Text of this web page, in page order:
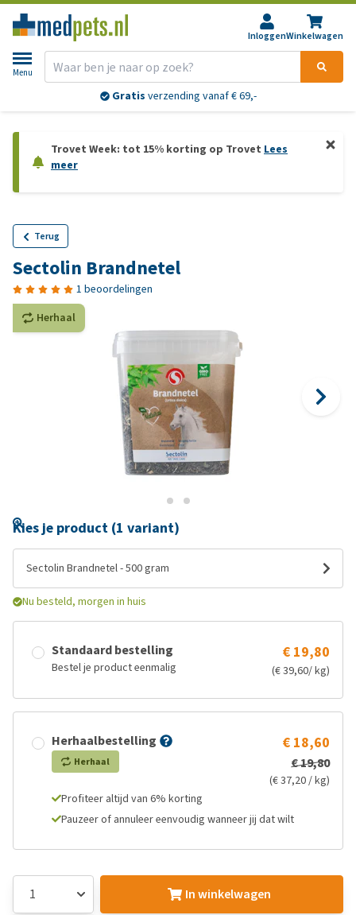
InloggenWinkelwagen
Menu
Gratis verzending vanaf € 69,-
Trovet Week: tot 15% korting op Trovet Lees
meer
Terug
Sectolin Brandnetel
1 beoordelingen
Herhaal
Kies je product (1 variant)
Sectolin Brandnetel - 500 gram
Nu besteld, morgen in huis
Standaard bestelling
Bestel je product eenmalig
€ 19,80
(€ 39,60/ kg)
Herhaalbestelling
Herhaal
€ 18,60
€ 19,80
(€ 37,20 / kg)
Profiteer altijd van 6% korting
Pauzeer of annuleer eenvoudig wanneer jij dat wilt
In winkelwagen